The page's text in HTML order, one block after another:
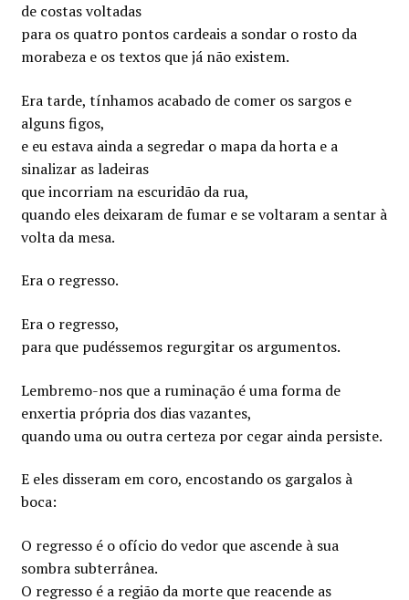
de costas voltadas
para os quatro pontos cardeais a sondar o rosto da
morabeza e os textos que já não existem.
Era tarde, tínhamos acabado de comer os sargos e
alguns figos,
e eu estava ainda a segredar o mapa da horta e a
sinalizar as ladeiras
que incorriam na escuridão da rua,
quando eles deixaram de fumar e se voltaram a sentar à
volta da mesa.
Era o regresso.
Era o regresso,
para que pudéssemos regurgitar os argumentos.
Lembremo-nos que a ruminação é uma forma de
enxertia própria dos dias vazantes,
quando uma ou outra certeza por cegar ainda persiste.
E eles disseram em coro, encostando os gargalos à
boca:
O regresso é o ofício do vedor que ascende à sua
sombra subterrânea.
O regresso é a região da morte que reacende as